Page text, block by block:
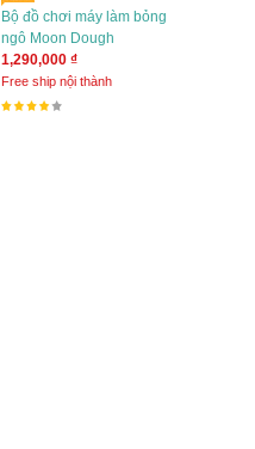
Bộ đồ chơi máy làm bỏng
ngô Moon Dough
1,290,000 ₫
Free ship nội thành